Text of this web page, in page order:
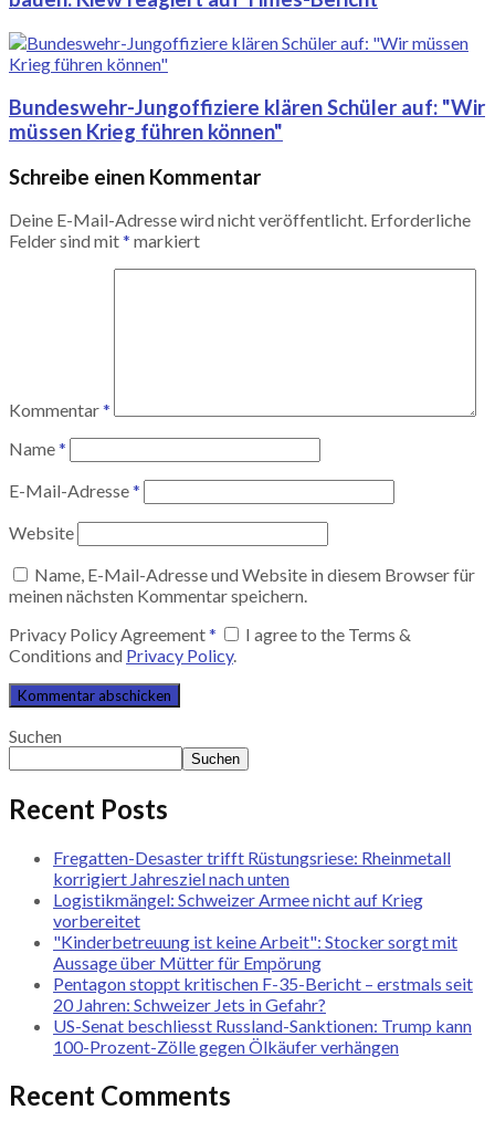
Bundeswehr-Jungoffiziere klären Schüler auf: "Wir
müssen Krieg führen können"
Schreibe einen Kommentar
Deine E-Mail-Adresse wird nicht veröffentlicht. Erforderliche
Felder sind mit* markiert
Kommentar*
Name*
E-Mail-Adresse*
Website
Name, E-Mail-Adresse und Website in diesem Browser für
meinen nächsten Kommentar speichern.
Privacy Policy Agreement*
I agree to the Terms &
Conditions and Privacy Policy.
Suchen
Suchen
Recent Posts
Fregatten-Desaster trifft Rüstungsriese: Rheinmetall
korrigiert Jahresziel nach unten
Logistikmängel: Schweizer Armee nicht auf Krieg
vorbereitet
"Kinderbetreuung ist keine Arbeit": Stocker sorgt mit
Aussage über Mütter für Empörung
Pentagon stoppt kritischen F-35-Bericht – erstmals seit
20 Jahren: Schweizer Jets in Gefahr?
US-Senat beschliesst Russland-Sanktionen: Trump kann
100-Prozent-Zölle gegen Ölkäufer verhängen
Recent Comments